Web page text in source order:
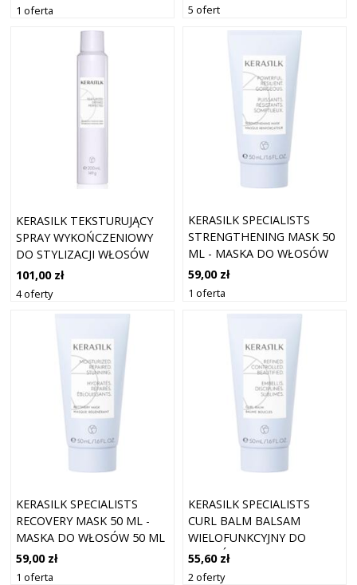
1 oferta 5 ofert
KERASILK TEKSTURUJĄCY
SPRAY WYKOŃCZENIOWY
DO STYLIZACJI WŁOSÓW
200 ML
101,00 zł
4 oferty
KERASILK SPECIALISTS
STRENGTHENING MASK 50
ML - MASKA DO WŁOSÓW
50 ML
59,00 zł
1 oferta
KERASILK SPECIALISTS
RECOVERY MASK 50 ML -
MASKA DO WŁOSÓW 50 ML
59,00 zł
1 oferta
KERASILK SPECIALISTS
CURL BALM BALSAM
WIELOFUNKCYJNY DO
WŁOSÓW KRĘCONYCH 50
ML
55,60 zł
2 oferty